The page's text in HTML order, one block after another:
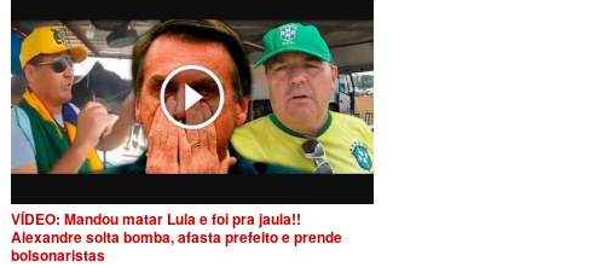
VÍDEO: Mandou matar Lula e foi pra jaula!!
Alexandre solta bomba, afasta prefeito e prende
bolsonaristas